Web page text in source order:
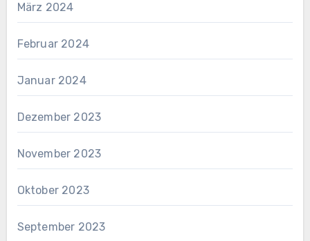
März 2024
Februar 2024
Januar 2024
Dezember 2023
November 2023
Oktober 2023
September 2023